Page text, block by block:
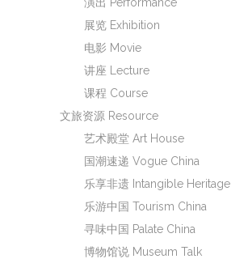
展览 Exhibition
电影 Movie
讲座 Lecture
课程 Course
文旅资源 Resource
艺术殿堂 Art House
国潮速递 Vogue China
乐享非遗 Intangible Heritage
乐游中国 Tourism China
寻味中国 Palate China
博物馆说 Museum Talk